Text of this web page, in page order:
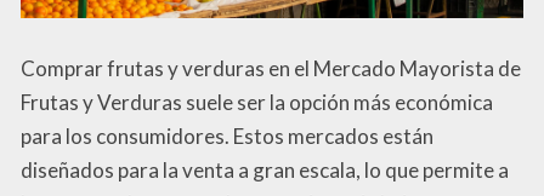
Comprar frutas y verduras en el Mercado Mayorista de
Frutas y Verduras suele ser la opción más económica
para los consumidores. Estos mercados están
diseñados para la venta a gran escala, lo que permite a